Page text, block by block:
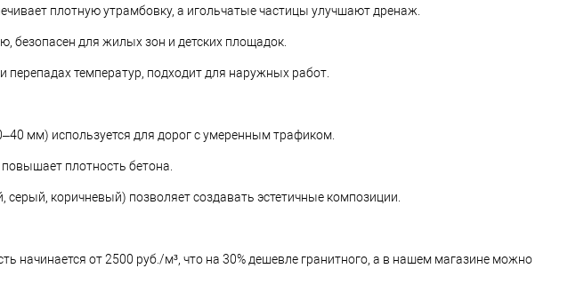
плотную утрамбовку, а игольчатые частицы улучшают дренаж.
безопасен для жилых зон и детских площадок.
температур, подходит для наружных работ.
мм) используется для дорог с умеренным трафиком.
плотность бетона.
коричневый) позволяет создавать эстетичные композиции.
начинается от 2500 руб./м³, что на 30% дешевле гранитного, а в нашем магазине можно